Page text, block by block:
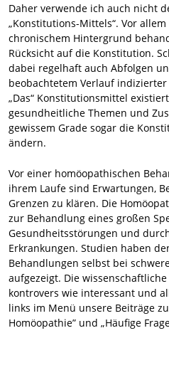
Daher verwende ich auch nicht
„Konstitutions-Mittels“. Vor
chronischem Hintergrund
Rücksicht auf die Konstitution.
dabei regelhaft auch Abfolgen
beobachtetem Verlauf
„Das“ Konstitutionsmittel
gesundheitliche Themen und
gewissem Grade sogar die
ändern.
Vor einer homöopathischen
ihrem Laufe sind Erwartungen,
Grenzen zu klären. Die
zur Behandlung eines großen
Gesundheitsstörungen und
Erkrankungen. Studien haben
Behandlungen selbst bei
aufgezeigt. Die
kontrovers wie interessant und
links im Menü unsere Beiträge
Homöopathie” und „Häufige